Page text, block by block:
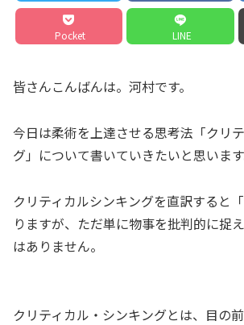
Pocket LINE
皆さんこんばんは。河村です。
今日は柔術を上達させる思考法「クリ
グ」について書いていきたいと思います
クリティカルシンキングを直訳すると
りますが、ただ単に物事を批判的に捉
はありません。
クリティカル・シンキングとは、目の